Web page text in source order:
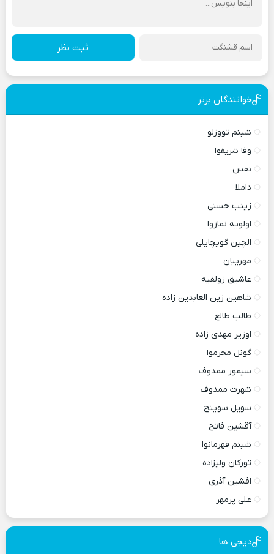
ثبت نظر
خوانندگان برتر
شبنم تووزلو
وفا شریفوا
نفس
داملا
زینب حسنی
اولویه نمازوا
الچین گویچایلی
مهریبان
عاشیق زولفیه
شاهین زین العابدین زاده
طالب طالع
اوزیر مهدی زاده
گونل محرموا
سیمور ممدوف
شهرت ممدوف
سویل سوینج
آقشین فاتح
شبنم قهرمانوا
تورکان ولیزاده
افشین آذری
علی پرمهر
دیجی ها